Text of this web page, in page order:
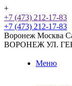
+
+7 (473) 212-17-83
+7 (473) 212-17-83
Воронеж Москва
ВОРОНЕЖ УЛ.
Меню